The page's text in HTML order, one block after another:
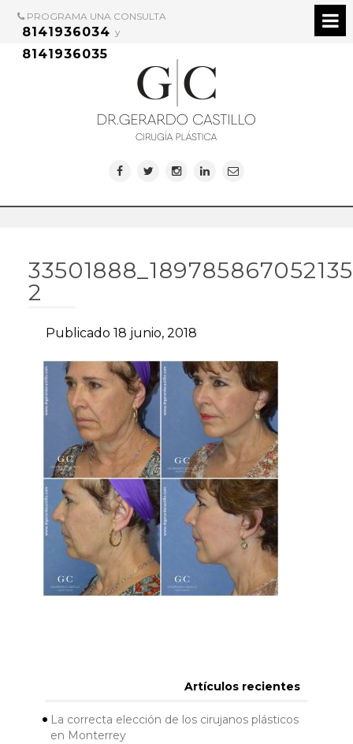
PROGRAMA UNA CONSULTA
8141936034 y
8141936035
2
Publicado 18 junio, 2018
Artículos recientes
La correcta elección de los cirujanos plásticos
en Monterrey